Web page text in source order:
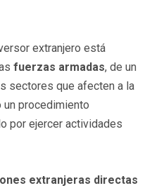
extranjero está
fuerzas armadas, de un
sectores que afecten a la
un procedimiento
por ejercer actividades
extranjeras directas